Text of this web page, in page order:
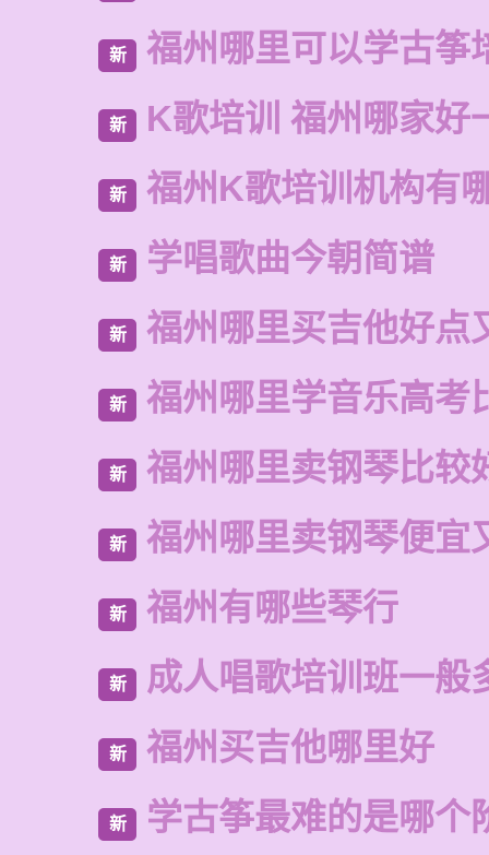
新 福州哪里可以学古筝
新 K歌培训 福州哪家好
新 福州K歌培训机构有
新 学唱歌曲今朝简谱
新 福州哪里买吉他好点
新 福州哪里学音乐高考
新 福州哪里卖钢琴比较
新 福州哪里卖钢琴便宜
新 福州有哪些琴行
新 成人唱歌培训班一般
新 福州买吉他哪里好
新 学古筝最难的是哪个